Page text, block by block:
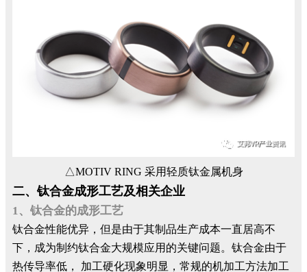
△MOTIV RING 采用轻质钛金属机身
二、钛合金成形工艺及相关企业
1、钛合金的成形工艺
钛合金性能优异，但是由于其制品生产成本一直居高不
下，成为制约钛合金大规模应用的关键问题。钛合金由于
热传导率低， 加工硬化现象明显，常规的机加工方法加工